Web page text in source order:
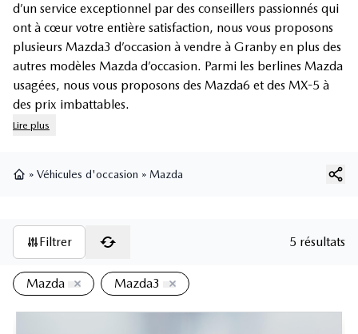
d’un service exceptionnel par des conseillers passionnés qui
ont à cœur votre entière satisfaction, nous vous proposons
plusieurs Mazda3 d’occasion à vendre à Granby en plus des
autres modèles Mazda d’occasion. Parmi les berlines Mazda
usagées, nous vous proposons des Mazda6 et des MX-5 à
des prix imbattables.
Lire plus
» Véhicules d'occasion » Mazda
Filtrer 5 résultats
Mazda Mazda3